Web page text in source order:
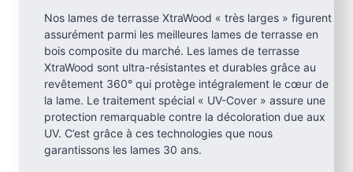
Nos lames de terrasse XtraWood « très larges » figurent
assurément parmi les meilleures lames de terrasse en
bois composite du marché. Les lames de terrasse
XtraWood sont ultra-résistantes et durables grâce au
revêtement 360° qui protège intégralement le cœur de
la lame. Le traitement spécial « UV-Cover » assure une
protection remarquable contre la décoloration due aux
UV. C’est grâce à ces technologies que nous
garantissons les lames 30 ans.